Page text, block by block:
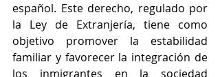
español. Este derecho, regulado por
la Ley de Extranjería, tiene como
objetivo promover la estabilidad
familiar y favorecer la integración de
los inmigrantes en la sociedad